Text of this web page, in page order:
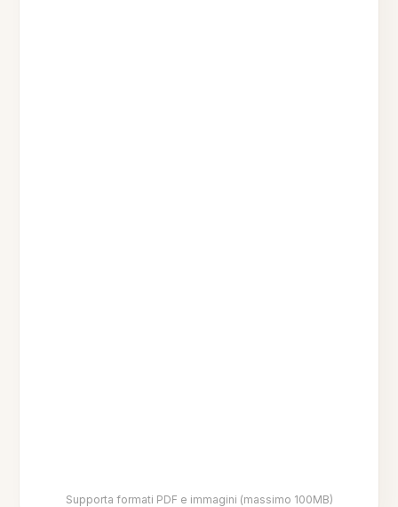
Supporta formati PDF e immagini (massimo 100MB)